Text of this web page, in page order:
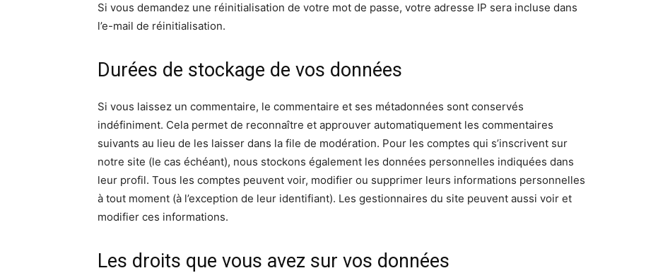
Si vous demandez une réinitialisation de votre mot de passe, votre adresse IP sera incluse dans
l’e-mail de réinitialisation.
Durées de stockage de vos données
Si vous laissez un commentaire, le commentaire et ses métadonnées sont conservés
indéfiniment. Cela permet de reconnaître et approuver automatiquement les commentaires
suivants au lieu de les laisser dans la file de modération. Pour les comptes qui s’inscrivent sur
notre site (le cas échéant), nous stockons également les données personnelles indiquées dans
leur profil. Tous les comptes peuvent voir, modifier ou supprimer leurs informations personnelles
à tout moment (à l’exception de leur identifiant). Les gestionnaires du site peuvent aussi voir et
modifier ces informations.
Les droits que vous avez sur vos données